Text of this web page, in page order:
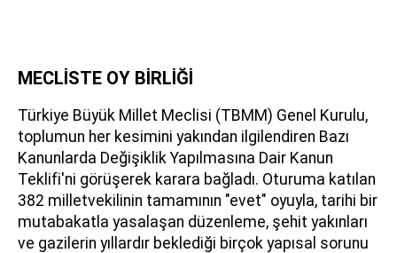
MECLİSTE OY BİRLİĞİ
Türkiye Büyük Millet Meclisi (TBMM) Genel Kurulu,
toplumun her kesimini yakından ilgilendiren Bazı
Kanunlarda Değişiklik Yapılmasına Dair Kanun
Teklifi'ni görüşerek karara bağladı. Oturuma katılan
382 milletvekilinin tamamının "evet" oyuyla, tarihi bir
mutabakatla yasalaşan düzenleme, şehit yakınları
ve gazilerin yıllardır beklediği birçok yapısal sorunu